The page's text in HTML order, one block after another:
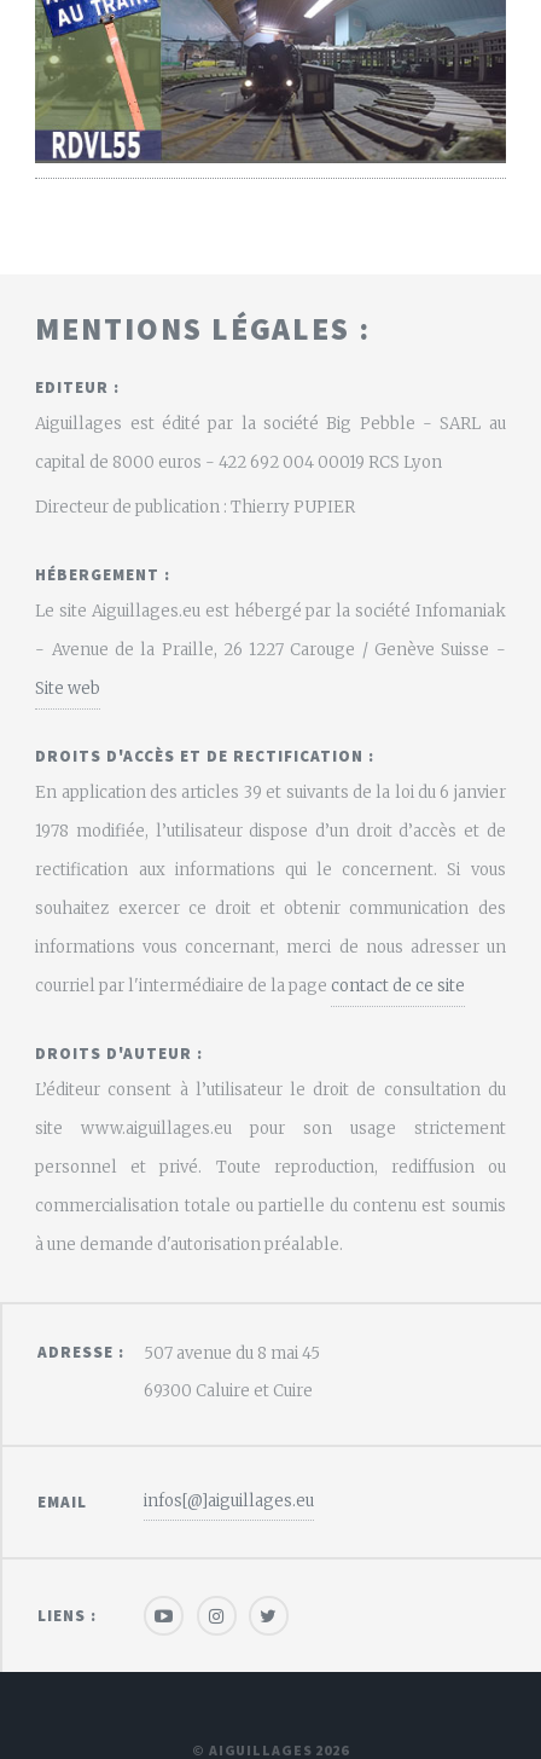
MENTIONS LÉGALES :
EDITEUR :
Aiguillages est édité par la société Big Pebble - SARL au
capital de 8000 euros - 422 692 004 00019 RCS Lyon
Directeur de publication : Thierry PUPIER
HÉBERGEMENT :
Le site Aiguillages.eu est hébergé par la société Infomaniak
- Avenue de la Praille, 26 1227 Carouge / Genève Suisse -
Site web
DROITS D'ACCÈS ET DE RECTIFICATION :
En application des articles 39 et suivants de la loi du 6 janvier
1978 modifiée, l’utilisateur dispose d’un droit d’accès et de
rectification aux informations qui le concernent. Si vous
souhaitez exercer ce droit et obtenir communication des
informations vous concernant, merci de nous adresser un
courriel par l'intermédiaire de la page contact de ce site
DROITS D'AUTEUR :
L’éditeur consent à l’utilisateur le droit de consultation du
site www.aiguillages.eu pour son usage strictement
personnel et privé. Toute reproduction, rediffusion ou
commercialisation totale ou partielle du contenu est soumis
à une demande d'autorisation préalable.
ADRESSE :
507 avenue du 8 mai 45
69300 Caluire et Cuire
EMAIL infos[@]aiguillages.eu
LIENS :
© AIGUILLAGES 2026